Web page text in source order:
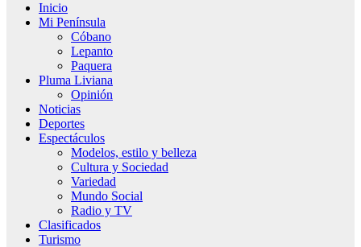
Inicio
Mi Península
Cóbano
Lepanto
Paquera
Pluma Liviana
Opinión
Noticias
Deportes
Espectáculos
Modelos, estilo y belleza
Cultura y Sociedad
Variedad
Mundo Social
Radio y TV
Clasificados
Turismo